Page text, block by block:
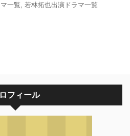
一覧
若林拓也出演ドラマ一覧
フィール